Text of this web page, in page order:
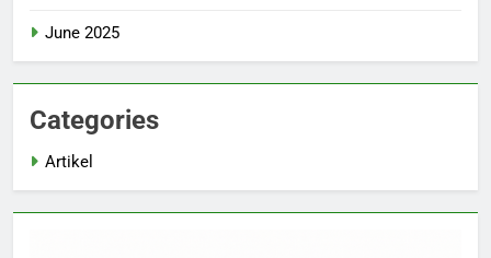
June 2025
Categories
Artikel